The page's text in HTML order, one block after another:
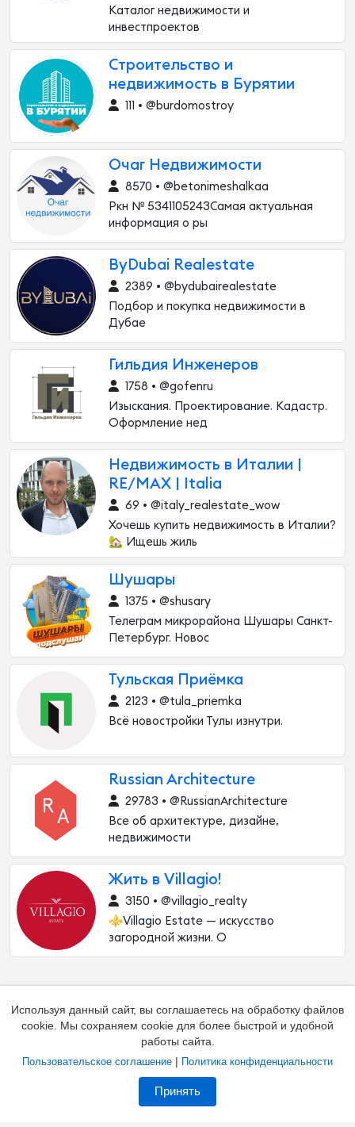
Каталог недвижимости и
инвестпроектов
Строительство и
недвижимость в Бурятии
111 • @burdomostroy
Очаг Недвижимости
8570 • @betonimeshalkaa
Ркн № 5341105243Самая актуальная
информация о ры
ByDubai Realestate
2389 • @bydubairealestate
Подбор и покупка недвижимости в
Дубае
Гильдия Инженеров
1758 • @gofenru
Изыскания. Проектирование. Кадастр.
Оформление нед
Недвижимость в Италии |
RE/MAX | Italia
69 • @italy_realestate_wow
Хочешь купить недвижимость в Италии?
🏡 Ищешь жиль
Шушары
1375 • @shusary
Телеграм микрорайона Шушары Санкт-
Петербург. Новос
Тульская Приёмка
2123 • @tula_priemka
Всё новостройки Тулы изнутри.
Russian Architecture
29783 • @RussianArchitecture
Все об архитектуре, дизайне,
недвижимости
Жить в Villagio!
3150 • @villagio_realty
⚜️Villagio Estate — искусство
загородной жизни. О
Контакты
Используя данный сайт, вы соглашаетесь на обработку файлов
cookie. Мы сохраняем cookie для более быстрой и удобной
работы сайта.
Пользовательское соглашение | Политика конфиденциальности
Принять